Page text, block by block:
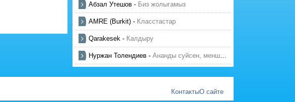
Абзал Утешов - Биз жолыгамыз
AMRE (Burkit) - Класстастар
Qarakesek - Калдыру
Нуржан Толендиев - Ананды суйсен, менше суй
КонтактыО сайте